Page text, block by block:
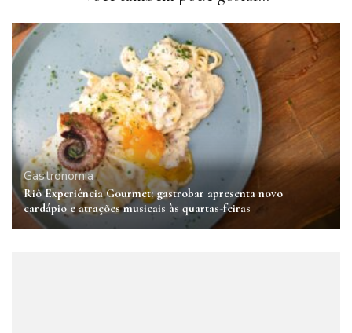
Gastronomia
Riô Experiência Gourmet: gastrobar apresenta novo
cardápio e atrações musicais às quartas-feiras